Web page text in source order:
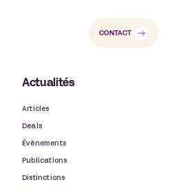
CONTACT
Actualités
Articles
Deals
Évènements
Publications
Distinctions